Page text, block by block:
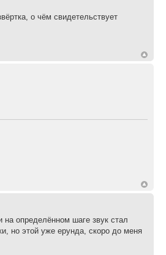
о чём свидетельствует
определённом шаге звук стал
но этой уже ерунда, скоро до меня